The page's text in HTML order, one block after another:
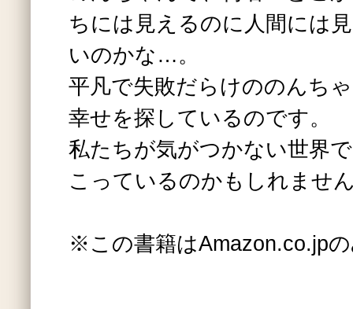
ちには見えるのに人間には
いのかな…。
平凡で失敗だらけののんち
幸せを探しているのです。
私たちが気がつかない世界
こっているのかもしれませ
※この書籍はAmazon.co.jp